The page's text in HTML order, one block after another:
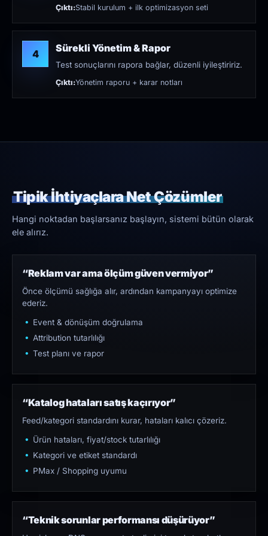
Çıktı:Stabil kurulum + ilk optimizasyon seti
4 Sürekli Yönetim & Rapor
Test sonuçlarını rapora bağlar, düzenli iyileştiririz.
Çıktı:Yönetim raporu + karar notları
Tipik İhtiyaçlara Net Çözümler
Hangi noktadan başlarsanız başlayın, sistemi bütün olarak
ele alırız.
“Reklam var ama ölçüm güven vermiyor”
Önce ölçümü sağlığa alır, ardından kampanyayı optimize
ederiz.
Event & dönüşüm doğrulama
Attribution tutarlılığı
Test planı ve rapor
“Katalog hataları satış kaçırıyor”
Feed/kategori standardını kurar, hataları kalıcı çözeriz.
Ürün hataları, fiyat/stock tutarlılığı
Kategori ve etiket standardı
PMax / Shopping uyumu
“Teknik sorunlar performansı düşürüyor”